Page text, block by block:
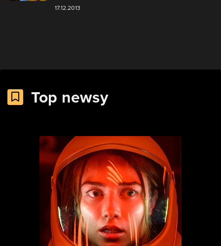
17.12.2013
Top newsy